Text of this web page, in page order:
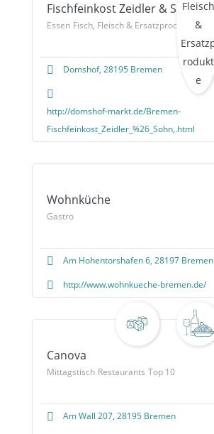
Fischfeinkost Zeidler & Sohn
Essen Fisch, Fleisch & Ersatzprodukte
Domshof, 28195 Bremen
http://domshof-markt.de/Bremen-
Fischfeinkost_Zeidler_%26_Sohn,.html
Wohnküche
Gastro
Am Hohentorshafen 6, 28197 Bremen
http://www.wohnkueche-bremen.de/
Canova
Mittagstisch Restaurants Top 10
Am Wall 207, 28195 Bremen